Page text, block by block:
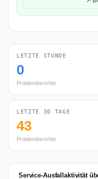
LETZTE STUNDE
0
Problemberichte
LETZTE 30 TAGE
43
Problemberichte
Service-Ausfallaktivität